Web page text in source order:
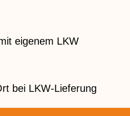
eigenem LKW
bei LKW-Lieferung